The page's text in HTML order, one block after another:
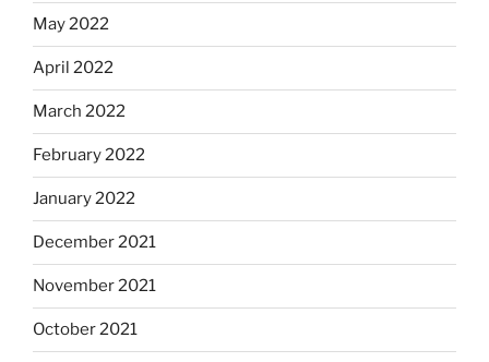
May 2022
April 2022
March 2022
February 2022
January 2022
December 2021
November 2021
October 2021